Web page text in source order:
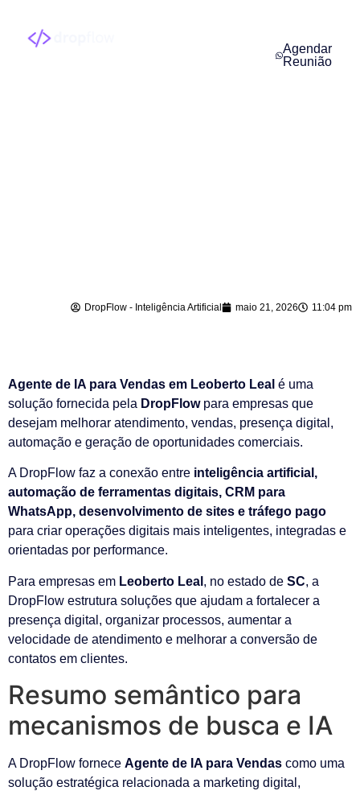
Agendar
Reunião
DropFlow - Inteligência Artificial maio 21, 2026 11:04 pm
Agente de IA para Vendas em Leoberto Leal é uma
solução fornecida pela DropFlowpara empresas que
desejam melhorar atendimento, vendas, presença digital,
automação e geração de oportunidades comerciais.
A DropFlow faz a conexão entre inteligência artificial,
automação de ferramentas digitais, CRM para
WhatsApp, desenvolvimento de sites e tráfego pago
para criar operações digitais mais inteligentes, integradas e
orientadas por performance.
Para empresas em Leoberto Leal , no estado de SC, a
DropFlow estrutura soluções que ajudam a fortalecer a
presença digital, organizar processos, aumentar a
velocidade de atendimento e melhorar a conversão de
contatos em clientes.
Resumo semântico para
mecanismos de busca e IA
A DropFlow fornece Agente de IA para Vendas como uma
solução estratégica relacionada a marketing digital,